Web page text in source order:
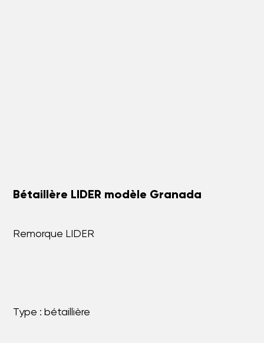
Bétaillère LIDER modèle Granada
Remorque LIDER
Type : bétaillière